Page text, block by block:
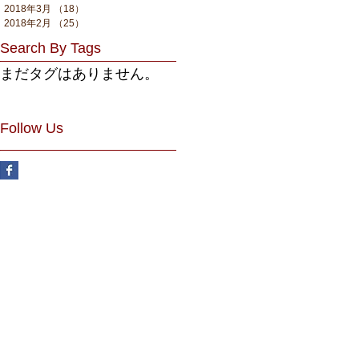
2018年3月
（18）
2018年2月
（25）
Search By Tags
まだタグはありません。
Follow Us